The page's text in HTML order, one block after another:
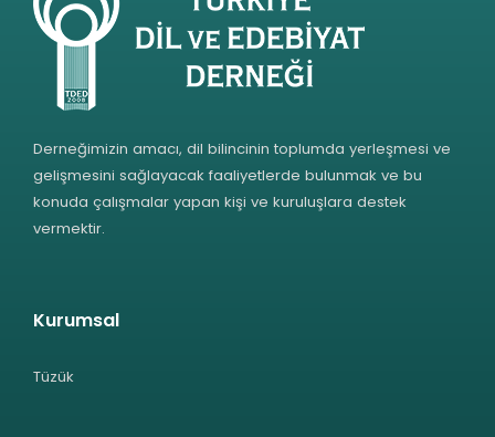
Derneğimizin amacı, dil bilincinin toplumda yerleşmesi ve
gelişmesini sağlayacak faaliyetlerde bulunmak ve bu
konuda çalışmalar yapan kişi ve kuruluşlara destek
vermektir.
Kurumsal
Tüzük